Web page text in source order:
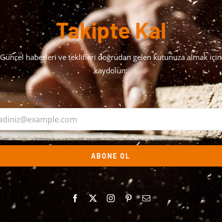
Takipte Kal
Güncel haberleri ve teklifleri doğrudan gelen kutunuza almak için
kaydolun:
adresiniz
ABONE OL